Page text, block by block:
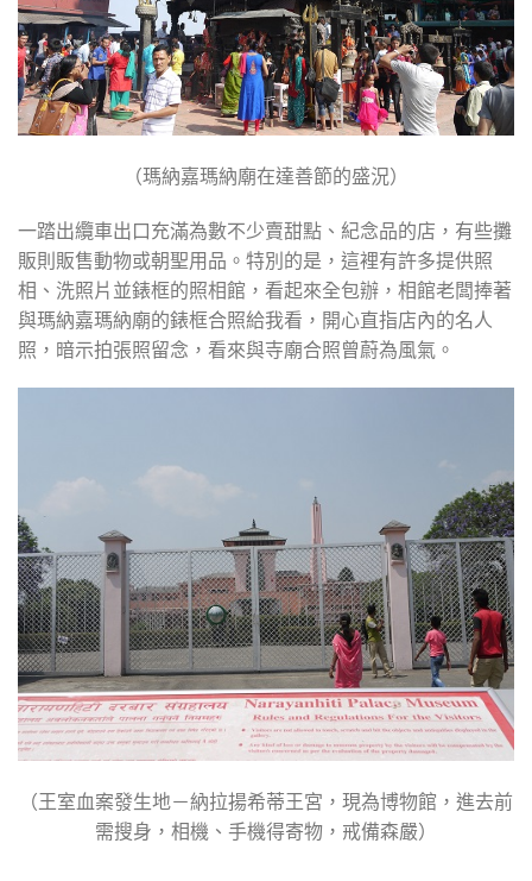
（瑪納嘉瑪納廟在達善節的盛況）
一踏出纜車出口充滿為數不少賣甜點、紀念品的店，有些攤
販則販售動物或朝聖用品。特別的是，這裡有許多提供照
相、洗照片並錶框的照相館，看起來全包辦，相館老闆捧著
與瑪納嘉瑪納廟的錶框合照給我看，開心直指店內的名人
照，暗示拍張照留念，看來與寺廟合照曾蔚為風氣。
（王室血案發生地－納拉揚希蒂王宮，現為博物館，進去前
需搜身，相機、手機得寄物，戒備森嚴）